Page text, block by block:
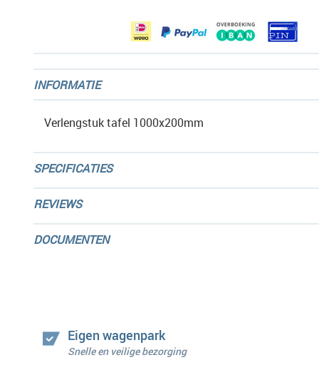
INFORMATIE
Verlengstuk tafel 1000x200mm
SPECIFICATIES
REVIEWS
DOCUMENTEN
Eigen wagenpark
Snelle en veilige bezorging